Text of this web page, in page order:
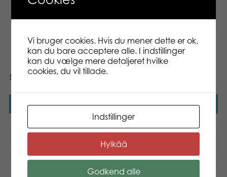
500 pcs puzzle: Busy Bees
Læs mere Læs mere
Vi bruger cookies. Hvis du mener dette er ok,
kan du bare acceptere alle. I indstillinger
kan du vælge mere detaljeret hvilke
cookies, du vil tillade.
Indstillinger
Hylkää
Godkend alle